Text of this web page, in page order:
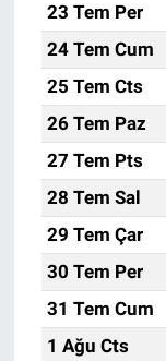
23 Tem Per
24 Tem Cum
25 Tem Cts
26 Tem Paz
27 Tem Pts
28 Tem Sal
29 Tem Çar
30 Tem Per
31 Tem Cum
1 Ağu Cts